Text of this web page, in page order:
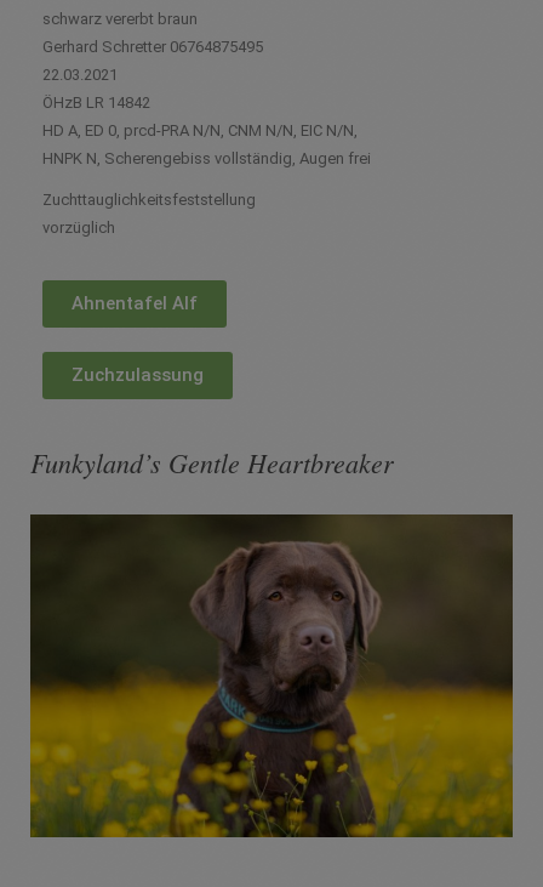
schwarz vererbt braun
Gerhard Schretter 06764875495
22.03.2021
ÖHzB LR 14842
HD A, ED 0, prcd-PRA N/N, CNM N/N, EIC N/N,
HNPK N, Scherengebiss vollständig, Augen frei
Zuchttauglichkeitsfeststellung
vorzüglich
Ahnentafel Alf
Zuchzulassung
Funkyland’s Gentle Heartbreaker